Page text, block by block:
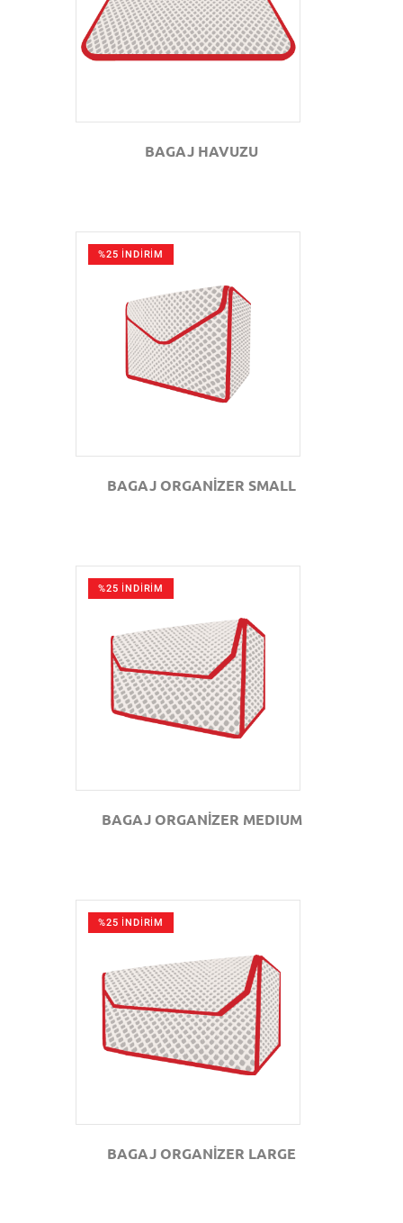
GÖZAT
BAGAJ HAVUZU
%25 İNDİRİM
GÖZAT
BAGAJ ORGANİZER SMALL
%25 İNDİRİM
GÖZAT
BAGAJ ORGANİZER MEDIUM
%25 İNDİRİM
GÖZAT
BAGAJ ORGANİZER LARGE